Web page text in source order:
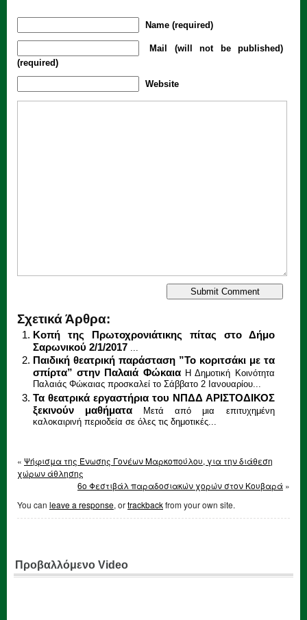
Name (required)
Mail (will not be published)
(required)
Website
Σχετικά Άρθρα:
Κοπή της Πρωτοχρονιάτικης πίτας στο Δήμο
Σαρωνικού 2/1/2017 ...
Παιδική θεατρική παράσταση ”Το κοριτσάκι με τα
σπίρτα” στην Παλαιά Φώκαια
Η Δημοτική Κοινότητα
Παλαιάς Φώκαιας προσκαλεί το Σάββατο 2 Ιανουαρίου...
Τα θεατρικά εργαστήρια του ΝΠΔΔ ΑΡΙΣΤΟΔΙΚΟΣ
ξεκινούν μαθήματα
Μετά από μια επιτυχημένη
καλοκαιρινή περιοδεία σε όλες τις δημοτικές...
« Ψήφισμα της Ένωσης Γονέων Μαρκοπούλου, για την διάθεση
χώρων άθλησης
6ο Φεστιβάλ παραδοσιακών χορών στον Κουβαρά »
You can leave a response, ortrackbackfrom your own site.
Προβαλλόμενο Video